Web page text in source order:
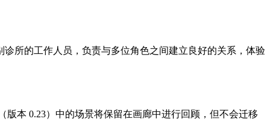
诊所的工作人员，负责与多位角色之间建立良好的关系，体验
本 0.23）中的场景将保留在画廊中进行回顾，但不会迁移